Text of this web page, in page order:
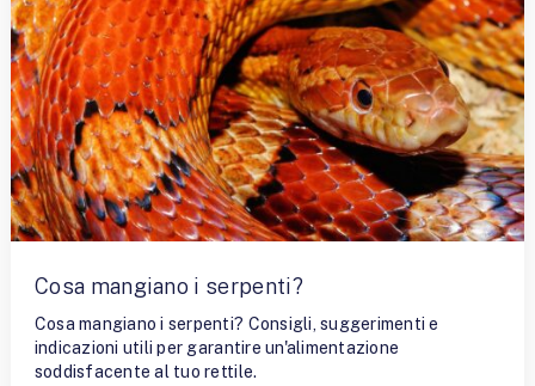
Cosa mangiano i serpenti?
Cosa mangiano i serpenti? Consigli, suggerimenti e
indicazioni utili per garantire un'alimentazione
soddisfacente al tuo rettile.